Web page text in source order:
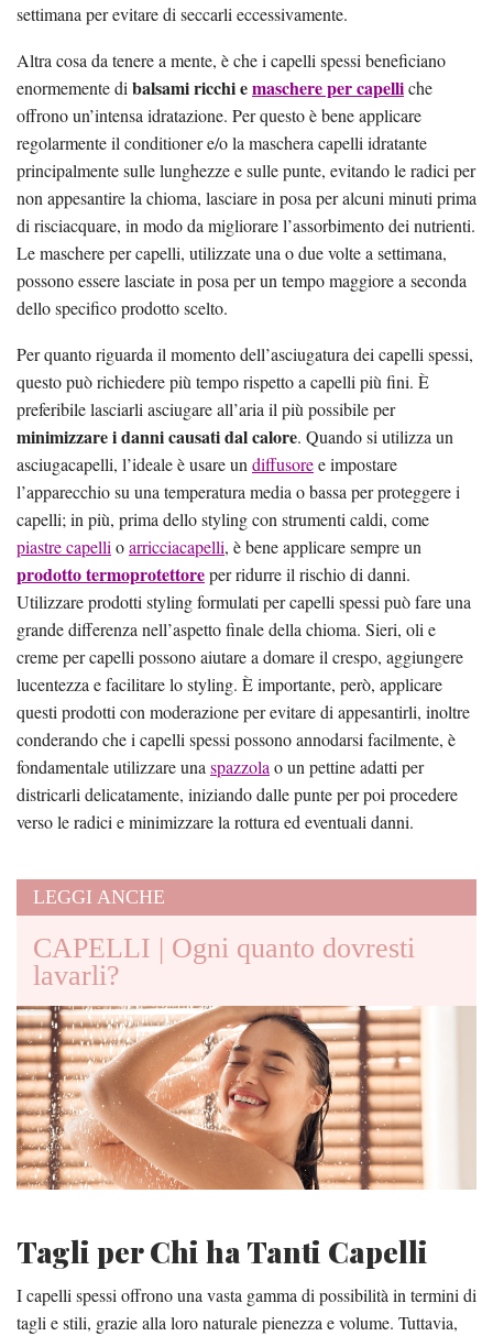
settimana per evitare di seccarli eccessivamente.
Altra cosa da tenere a mente, è che i capelli spessi beneficiano
enormemente di balsami ricchi emaschere per capelliche
offrono un’intensa idratazione. Per questo è bene applicare
regolarmente il conditioner e/o la maschera capelli idratante
principalmente sulle lunghezze e sulle punte, evitando le radici per
non appesantire la chioma, lasciare in posa per alcuni minuti prima
di risciacquare, in modo da migliorare l’assorbimento dei nutrienti.
Le maschere per capelli, utilizzate una o due volte a settimana,
possono essere lasciate in posa per un tempo maggiore a seconda
dello specifico prodotto scelto.
Per quanto riguarda il momento dell’asciugatura dei capelli spessi,
questo può richiedere più tempo rispetto a capelli più fini. È
preferibile lasciarli asciugare all’aria il più possibile per
minimizzare i danni causati dal calore. Quando si utilizza un
asciugacapelli, l’ideale è usare un diffusoree impostare
l’apparecchio su una temperatura media o bassa per proteggere i
capelli; in più, prima dello styling con strumenti caldi, come
piastre capelli oarricciacapelli, è bene applicare sempre un
prodotto termoprotettoreper ridurre il rischio di danni.
Utilizzare prodotti styling formulati per capelli spessi può fare una
grande differenza nell’aspetto finale della chioma. Sieri, oli e
creme per capelli possono aiutare a domare il crespo, aggiungere
lucentezza e facilitare lo styling. È importante, però, applicare
questi prodotti con moderazione per evitare di appesantirli, inoltre
conderando che i capelli spessi possono annodarsi facilmente, è
fondamentale utilizzare una spazzola o un pettine adatti per
districarli delicatamente, iniziando dalle punte per poi procedere
verso le radici e minimizzare la rottura ed eventuali danni.
LEGGI ANCHE
CAPELLI | Ogni quanto dovresti
lavarli?
Tagli per Chi ha Tanti Capelli
I capelli spessi offrono una vasta gamma di possibilità in termini di
tagli e stili, grazie alla loro naturale pienezza e volume. Tuttavia,